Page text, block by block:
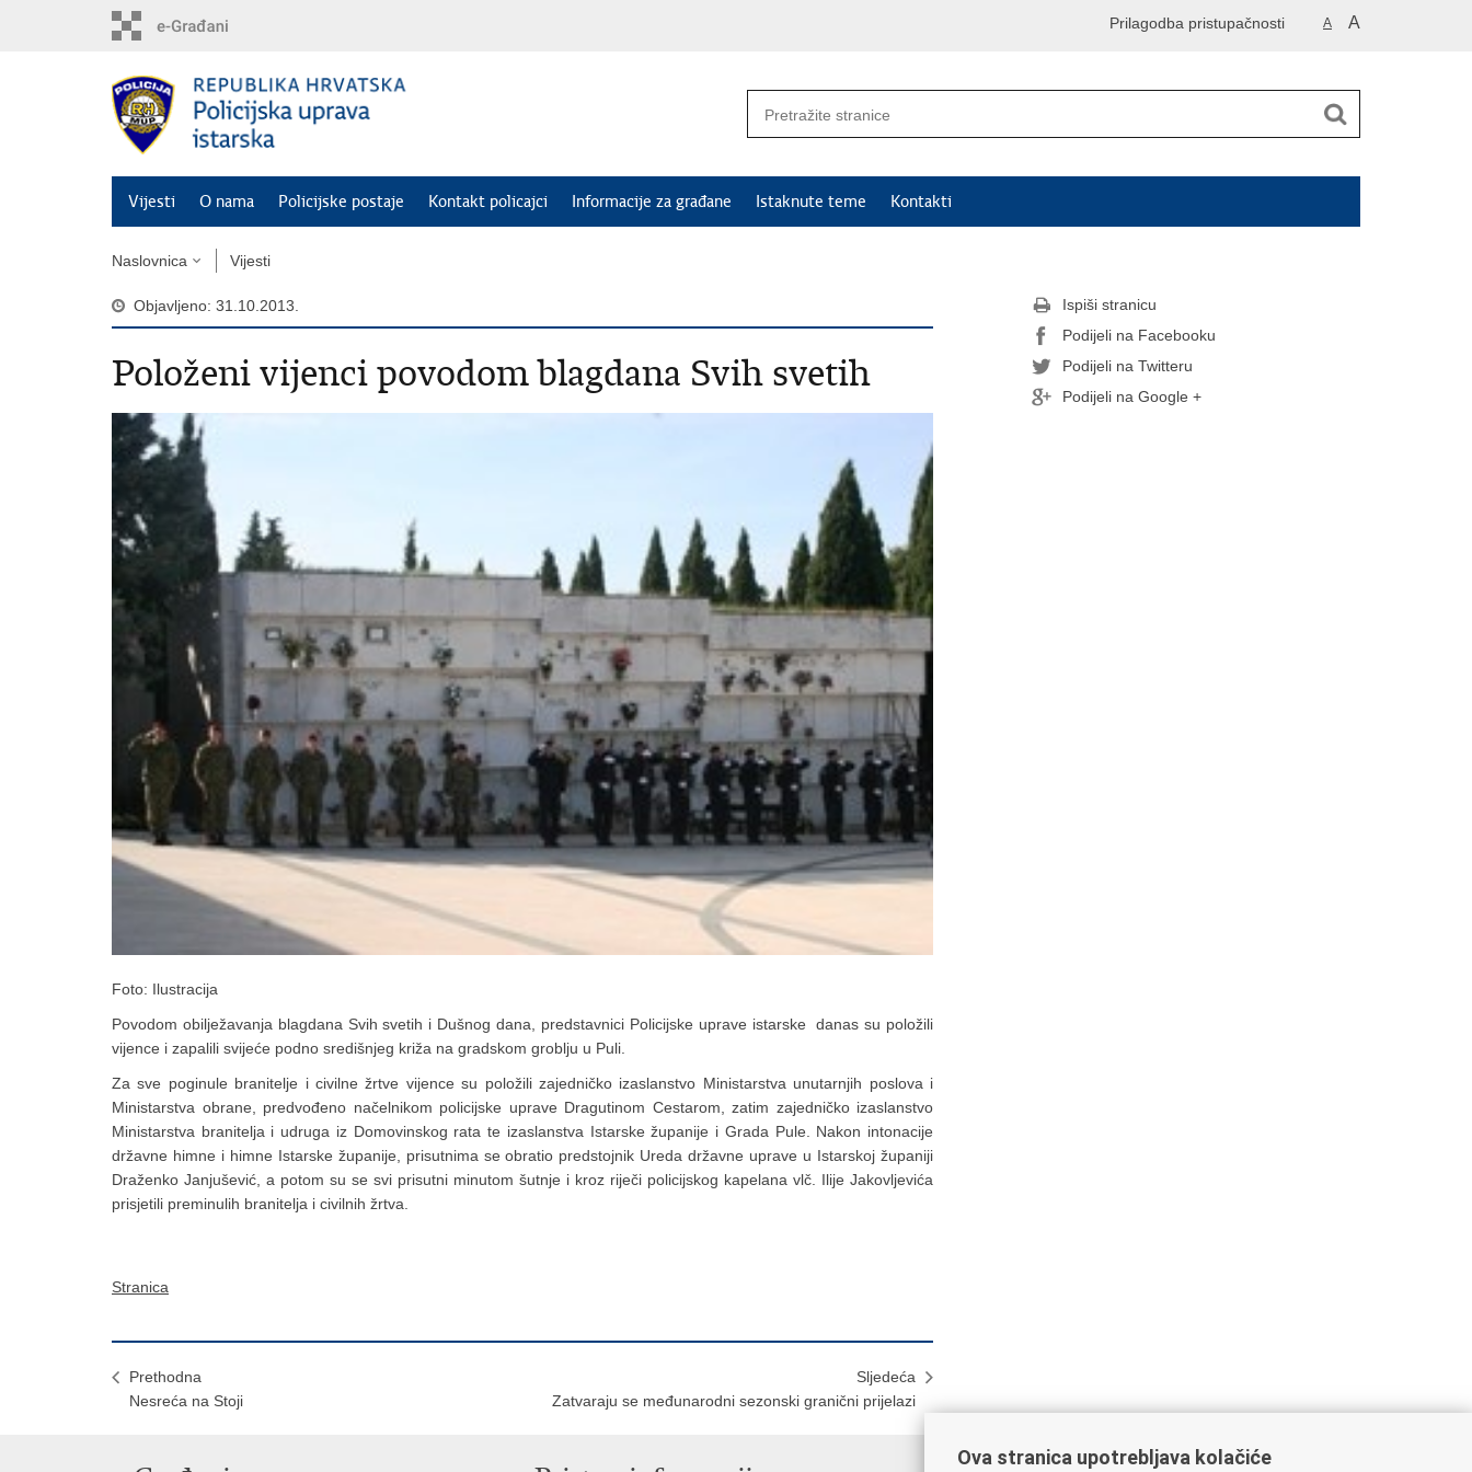
A A
Prilagodba pristupačnosti
Vijesti O nama Policijske postaje Kontakt policajci Informacije za građane Istaknute teme Kontakti
Naslovnica Vijesti
Objavljeno: 31.10.2013.
Položeni vijenci povodom blagdana Svih svetih
Foto: Ilustracija
Povodom obilježavanja blagdana Svih svetih i Dušnog dana, predstavnici Policijske uprave istarske danas su položili
vijence i zapalili svijeće podno središnjeg križa na gradskom groblju u Puli.
Za sve poginule branitelje i civilne žrtve vijence su položili zajedničko izaslanstvo Ministarstva unutarnjih poslova i
Ministarstva obrane, predvođeno načelnikom policijske uprave Dragutinom Cestarom, zatim zajedničko izaslanstvo
Ministarstva branitelja i udruga iz Domovinskog rata te izaslanstva Istarske županije i Grada Pule. Nakon intonacije
državne himne i himne Istarske županije, prisutnima se obratio predstojnik Ureda državne uprave u Istarskoj županiji
Draženko Janjušević, a potom su se svi prisutni minutom šutnje i kroz riječi policijskog kapelana vlč. Ilije Jakovljevića
prisjetili preminulih branitelja i civilnih žrtva.
Stranica
Prethodna
Nesreća na Stoji
Sljedeća
Zatvaraju se međunarodni sezonski granični prijelazi
Ispiši stranicu
Podijeli na Facebooku
Podijeli na Twitteru
Podijeli na Google +
Ova stranica upotrebljava kolačiće